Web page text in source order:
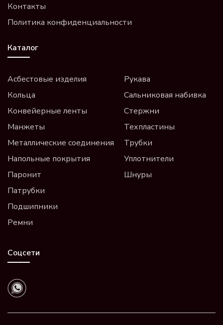
Контакты
Политика конфиденциальности
Каталог
Асбестовые изделия
Кольца
Конвейерные ленты
Манжеты
Металлические соединения
Напольные покрытия
Паронит
Патрубки
Подшипники
Ремни
Рукава
Сальниковая набивка
Стержни
Техпластины
Трубки
Уплотнители
Шнуры
Соцсети